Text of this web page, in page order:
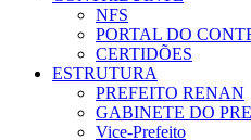
NFS
PORTAL DO
CERTIDÕES
ESTRUTURA
PREFEITO RENAN
GABINETE DO
Vice-Prefeito